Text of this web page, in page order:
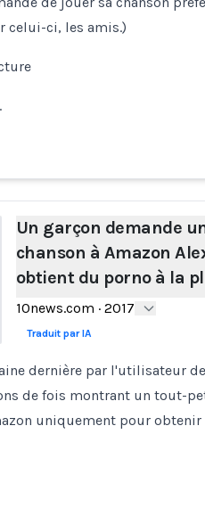
celui-ci, les amis.)
Un garçon demande
chanson à Amazon
obtient du porno à la
10news.com · 2017
Traduit par IA
dernière par l'utilisateur
de fois montrant un tout-
uniquement pour